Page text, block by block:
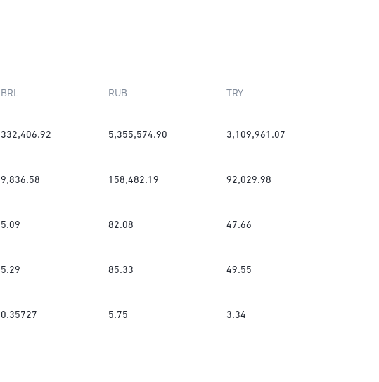
BRL RUB TRY
332,406.92 5,355,574.90 3,109,961.07
9,836.58 158,482.19 92,029.98
5.09 82.08 47.66
5.29 85.33 49.55
0.35727 5.75 3.34